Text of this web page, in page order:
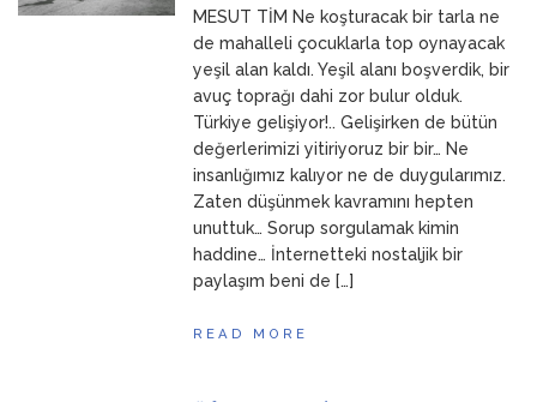
23 Mart 2026 ANNEMMESUT TİM Ne koşturacak bir tarla ne
de mahalleli çocuklarla top oynayacak
yeşil alan kaldı. Yeşil alanı boşverdik, bir
avuç toprağı dahi zor bulur olduk.
Türkiye gelişiyor!.. Gelişirken de bütün
değerlerimizi yitiriyoruz bir bir… Ne
insanlığımız kalıyor ne de duygularımız.
Zaten düşünmek kavramını hepten
unuttuk… Sorup sorgulamak kimin
haddine… İnternetteki nostaljik bir
paylaşım beni de […]
READ MORE